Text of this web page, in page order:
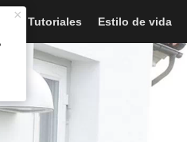
× Tutoriales Estilo de vida